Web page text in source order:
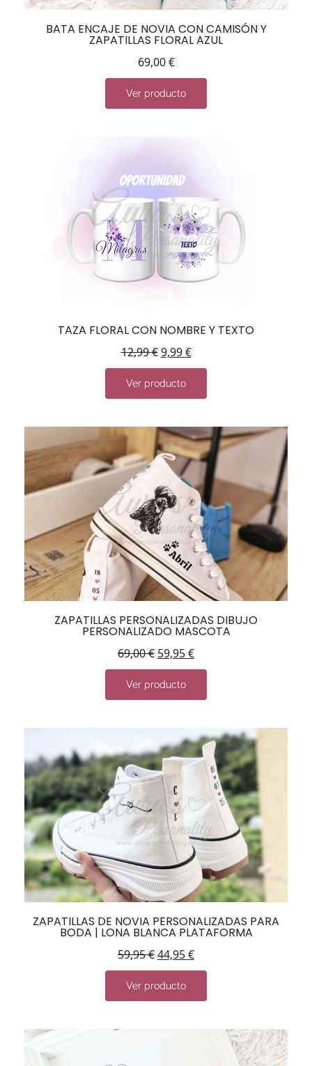
BATA ENCAJE DE NOVIA CON CAMISÓN Y
ZAPATILLAS FLORAL AZUL
69,00€
Ver producto
TAZA FLORAL CON NOMBRE Y TEXTO
12,99€ 9,99€
Ver producto
ZAPATILLAS PERSONALIZADAS DIBUJO
PERSONALIZADO MASCOTA
69,00€ 59,95€
Ver producto
ZAPATILLAS DE NOVIA PERSONALIZADAS PARA
BODA | LONA BLANCA PLATAFORMA
59,95€44,95€
Ver producto